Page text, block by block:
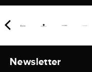
Newsletter